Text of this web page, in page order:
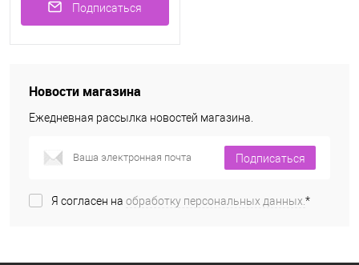
Подписаться
Новости магазина
Ежедневная рассылка новостей магазина.
Подписаться
Я согласен на обработку персональных данных.*